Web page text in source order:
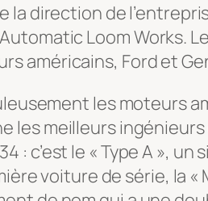
direction de
Loom Works.
américains, Ford et
les moteurs
les meilleurs
c’est le « Type A »,
voiture de série, la «